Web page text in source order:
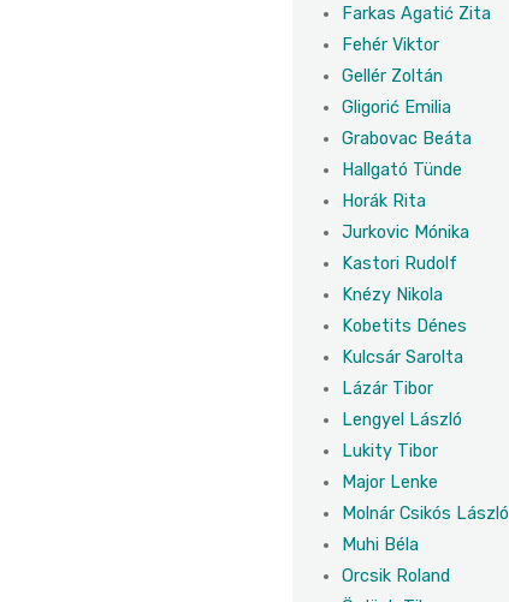
Farkas Agatić Zita
Fehér Viktor
Gellér Zoltán
Gligorić Emilia
Grabovac Beáta
Hallgató Tünde
Horák Rita
Jurkovic Mónika
Kastori Rudolf
Knézy Nikola
Kobetits Dénes
Kulcsár Sarolta
Lázár Tibor
Lengyel László
Lukity Tibor
Major Lenke
Molnár Csikós László
Muhi Béla
Orcsik Roland